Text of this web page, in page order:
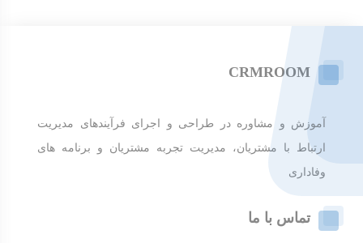
CRMROOM
آموزش و مشاوره در طراحی و اجرای فرآیندهای مدیریت
ارتباط با مشتریان، مدیریت تجربه مشتریان و برنامه های
وفاداری
تماس با ما